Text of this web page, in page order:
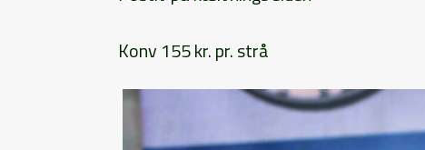
Konv 155 kr. pr. strå